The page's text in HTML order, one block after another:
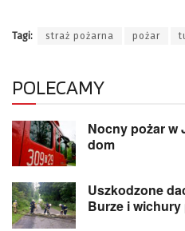
Tagi: straż pożarna pożar
POLECAMY
Nocny pożar w
dom
Uszkodzone
Burze i wichury